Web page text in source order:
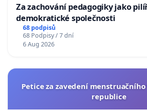
Za zachování pedagogiky jako
demokratické společnosti
68 podpisů
68 Podpisy / 7 dní
6 Aug 2026
Petice za zavedení menstruačního
republice